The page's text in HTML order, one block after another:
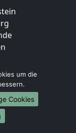
um die
Cookies